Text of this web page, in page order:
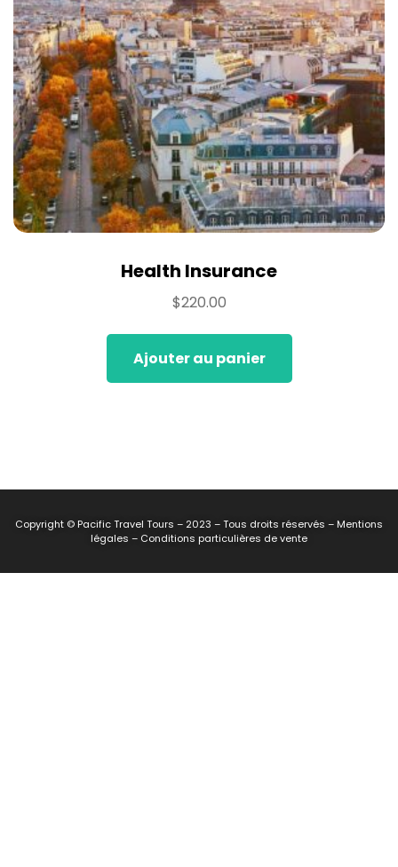
Health Insurance
$220.00
Ajouter au panier
Copyright © Pacific Travel Tours – 2023 – Tous droits réservés – Mentions
légales – Conditions particulières de vente